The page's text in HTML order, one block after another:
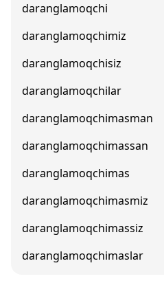
daranglamoqchi
daranglamoqchimiz
daranglamoqchisiz
daranglamoqchilar
daranglamoqchimasman
daranglamoqchimassan
daranglamoqchimas
daranglamoqchimasmiz
daranglamoqchimassiz
daranglamoqchimaslar